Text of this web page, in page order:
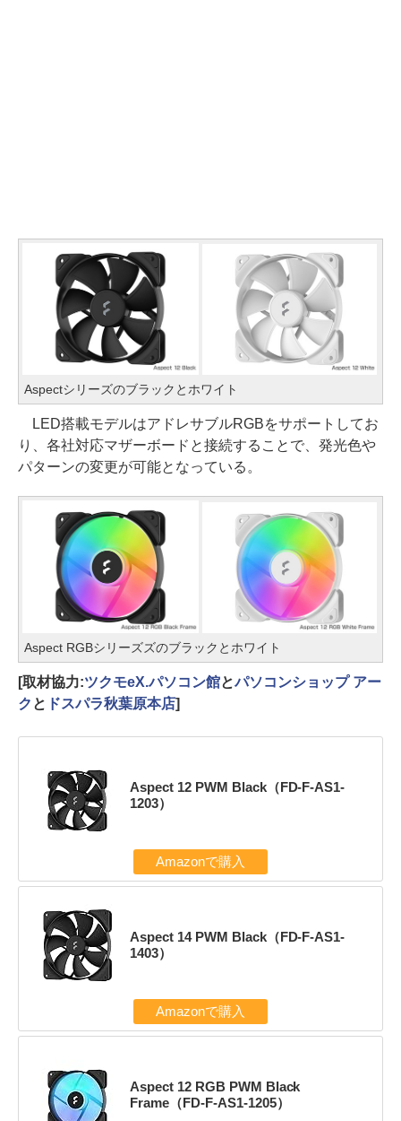
Aspectシリーズのブラックとホワイト
LED搭載モデルはアドレサブルRGBをサポートしてお
り、各社対応マザーボードと接続することで、発光色や
パターンの変更が可能となっている。
Aspect RGBシリーズズのブラックとホワイト
[取材協力:ツクモeX.パソコン館とパソコンショップ アー
ク と ドスパラ秋葉原本店]
Aspect 12 PWM Black（FD-F-AS1-
1203）
Amazonで購入
Aspect 14 PWM Black（FD-F-AS1-
1403）
Amazonで購入
Aspect 12 RGB PWM Black
Frame（FD-F-AS1-1205）